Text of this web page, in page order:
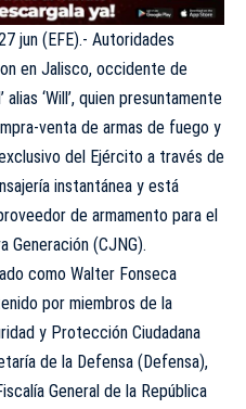
jun (EFE).- Autoridades
en Jalisco, occidente de
alias ‘Will’, quien presuntamente
venta de armas de fuego y
del Ejército a través de
instantánea y está
de armamento para el
Generación (CJNG).
como Walter Fonseca
por miembros de la
y Protección Ciudadana
de la Defensa (Defensa),
General de la República